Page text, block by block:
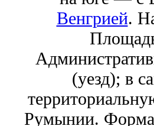
Венгрией.
(уезд); в
Румынии. Форма